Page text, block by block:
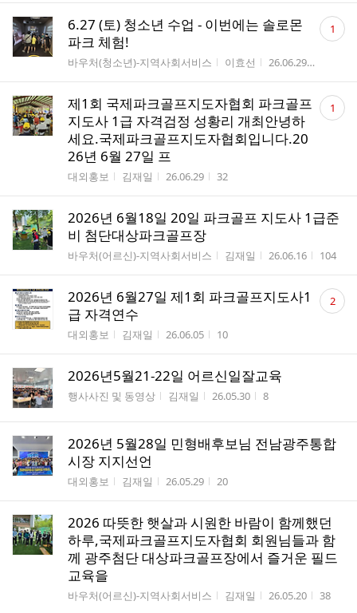
6.27 (토) 청소년 수업 - 이번에는 솔로몬
파크 체험!
게시판명
바우처(청소년)-지역사회서비스 작성자
이효선 작성시간
26.06.29
댓
글 1
제1회 국제파크골프지도자협회 파크골프
지도사 1급 자격검정 성황리 개최안녕하
세요.국제파크골프지도자협회입니다.20
26년 6월 27일 프
게시판명
대외홍보 작성자
김재일 작성시간
26.06.29 조회수
32
댓
글 1
2026년 6월18일 20일 파크골프 지도사 1급준
비 첨단대상파크골프장
게시판명
바우처(어르신)-지역사회서비스 작성자
김재일 작성시간
26.06.16 조회수
104
2026년 6월27일 제1회 파크골프지도사1
급 자격연수
게시판명
대외홍보 작성자
김재일 작성시간
26.06.05 조회수
10
댓
글 2
2026년5월21-22일 어르신일잘교육
게시판명
행사사진 및 동영상 작성자
김재일 작성시간
26.05.30 조회수
8
2026년 5월28일 민형배후보님 전남광주통합
시장 지지선언
게시판명
대외홍보 작성자
김재일 작성시간
26.05.29 조회수
20
2026 따뜻한 햇살과 시원한 바람이 함께했던
하루,국제파크골프지도자협회 회원님들과 함
께 광주첨단 대상파크골프장에서 즐거운 필드
교육을
게시판명
바우처(어르신)-지역사회서비스 작성자
김재일 작성시간
26.05.20 조회수
38